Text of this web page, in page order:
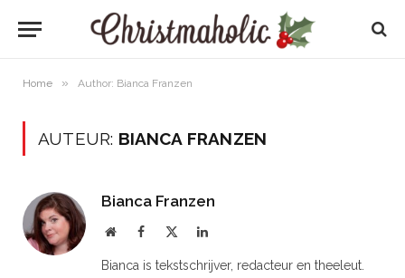
Home » Author: Bianca Franzen
AUTEUR: BIANCA FRANZEN
Bianca Franzen
WebsiteFacebook LinkedIn
Bianca is tekstschrijver, redacteur en theeleut.